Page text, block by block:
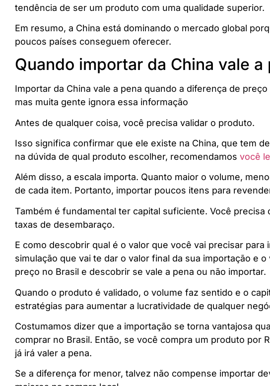
tendência de ser um produto com uma qualidade superior.
Em resumo, a China está dominando o mercado global
poucos países conseguem oferecer.
Quando importar da China vale a
Importar da China vale a pena quando a diferença de
mas muita gente ignora essa informação
Antes de qualquer coisa, você precisa validar o produto.
Isso significa confirmar que ele existe na China, que tem
na dúvida de qual produto escolher, recomendamos você
Além disso, a escala importa. Quanto maior o volume,
de cada item. Portanto, importar poucos itens para
Também é fundamental ter capital suficiente. Você
taxas de desembaraço.
E como descobrir qual é o valor que você vai precisar para
simulação que vai te dar o valor final da sua importação e
preço no Brasil e descobrir se vale a pena ou não importar.
Quando o produto é validado, o volume faz sentido e o
estratégias para aumentar a lucratividade de qualquer
Costumamos dizer que a importação se torna vantajosa
comprar no Brasil. Então, se você compra um produto por
já irá valer a pena.
Se a diferença for menor, talvez não compense importar